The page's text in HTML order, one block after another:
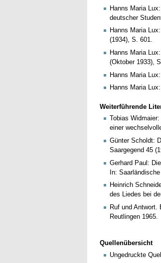
Hanns Maria
deutscher
Hanns Maria
(1934), S. 601.
Hanns Maria
(Oktober 1933),
Hanns Maria
Hanns Maria
Weiterführende
Tobias
einer
Günter Scholdt:
Saargegend 45
Gerhard Paul:
In:
Heinrich
des Liedes bei
Ruf und Antwort.
Reutlingen 1965.
Quellenübersicht
Ungedruckte